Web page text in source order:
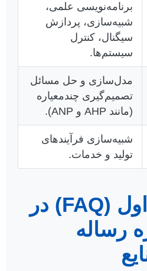
برنامه‌نویسی علمی،
شبیه‌سازی، پردازش
سیگنال، کنترل
سیستم‌ها.
مدل‌سازی و حل مسائل
تصمیم‌گیری چندمعیاره
(مانند AHP و ANP).
شبیه‌سازی فرآیندهای
تولید و خدمات.
سوالات متداول (FAQ) در
رساله